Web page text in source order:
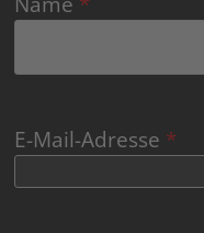
E-Mail-Adresse *